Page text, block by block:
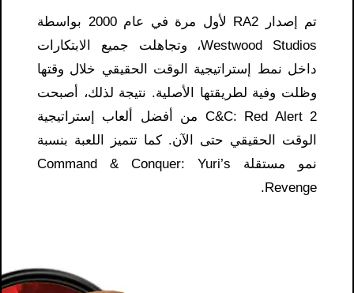
تم إصدار RA2 لأول مرة في عام 2000 بواسطة
Westwood Studios، وتجاهلت جميع الابتكارات
داخل نمط إستراتيجية الوقت الحقيقي خلال وقتها
وظلت وفية لطريقتها الأصلية. نتيجة لذلك، أصبحت
C&C: Red Alert 2 من أفضل ألعاب إستراتيجية
الوقت الحقيقي حتى الآن. كما تتميز اللعبة بنسبة
نمو مستقلة Command & Conquer: Yuri’s
Revenge.